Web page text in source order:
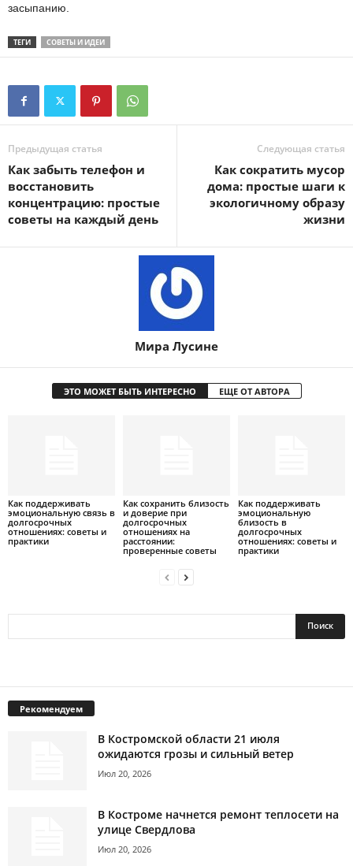
засыпанию.
ТЕГИ СОВЕТЫ И ИДЕИ
Предыдущая статья
Как забыть телефон и
восстановить
концентрацию: простые
советы на каждый день
Следующая статья
Как сократить мусор
дома: простые шаги к
экологичному образу
жизни
Мира Лусине
ЭТО МОЖЕТ БЫТЬ ИНТЕРЕСНО ЕЩЕ ОТ АВТОРА
Как поддерживать
эмоциональную связь в
долгосрочных
отношениях: советы и
практики
Как сохранить близость
и доверие при
долгосрочных
отношениях на
расстоянии:
проверенные советы
Как поддерживать
эмоциональную
близость в
долгосрочных
отношениях: советы и
практики
Рекомендуем
В Костромской области 21 июля
ожидаются грозы и сильный ветер
Июл 20, 2026
В Костроме начнется ремонт теплосети на
улице Свердлова
Июл 20, 2026